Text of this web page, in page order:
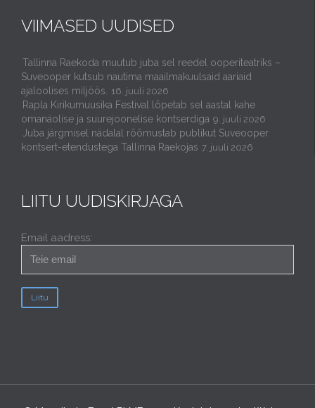
VIIMASED UUDISED
Tallinna Raekoda muutub juba sel reedel ooperiteatriks –
Suveooper kutsub nautima maailmakuulsaid aariaid
ajaloolises miljöös.
16. juuli 2026
Rapla Kirikumuusika Festival lõpetab sel aastal kahe
omanäolise ja suurejoonelise kontserdiga 9. juuli 2026
Juba järgmisel nädalal rõõmustab publikut Suveooper
kontsert-etendustega Tallinna Raekojas 7. juuli 2026
LIITU UUDISKIRJAGA
Email aadress: